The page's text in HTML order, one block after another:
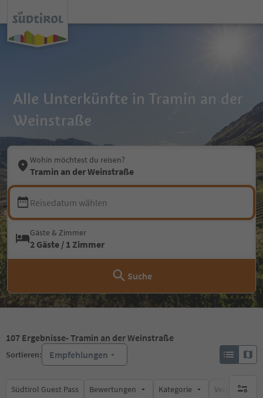
Alle Unterkünfte in Tramin an der
Weinstraße
Wohin möchtest du reisen?
Tramin an der Weinstraße
Reisedatum wählen
Gäste & Zimmer
2 Gäste / 1 Zimmer
Suche
107 Ergebnisse- Tramin an der Weinstraße
Sortieren: Empfehlungen
Südtirol Guest Pass Bewertungen Kategorie keine